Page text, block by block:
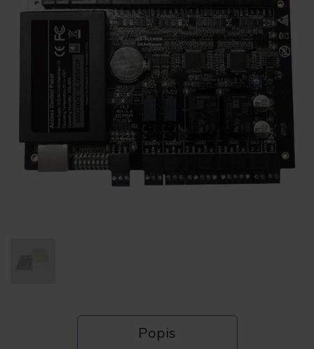
Popis